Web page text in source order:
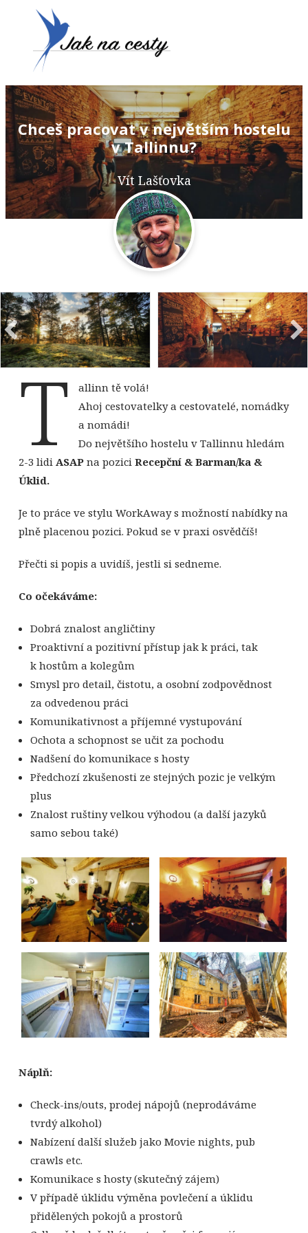
Chceš pracovat v největším hostelu
v Tallinnu?
Vít Lašťovka
ByVít Lašťovka
ByVít Lašťovka
T
allinn tě volá!
Ahoj cestovatelky a cestovatelé, nomádky
a nomádi!
Do největšího hostelu v Tallinnu hledám
2-3 lidi ASAPna pozici Recepční & Barman/ka &
Úklid.
Je to práce ve stylu WorkAway s možností nabídky na
plně placenou pozici. Pokud se v praxi osvědčíš!
Přečti si popis a uvidíš, jestli si sedneme.
Co očekáváme:
Dobrá znalost angličtiny
Proaktivní a pozitivní přístup jak k práci, tak
k hostům a kolegům
Smysl pro detail, čistotu, a osobní zodpovědnost
za odvedenou práci
Komunikativnost a příjemné vystupování
Ochota a schopnost se učit za pochodu
Nadšení do komunikace s hosty
Předchozí zkušenosti ze stejných pozic je velkým
plus
Znalost ruštiny velkou výhodou (a další jazyků
samo sebou také)
Náplň:
Check-ins/outs, prodej nápojů (neprodáváme
tvrdý alkohol)
Nabízení další služeb jako Movie nights, pub
crawls etc.
Komunikace s hosty (skutečný zájem)
V případě úklidu výměna povlečení a úklidu
přidělených pokojů a prostorů